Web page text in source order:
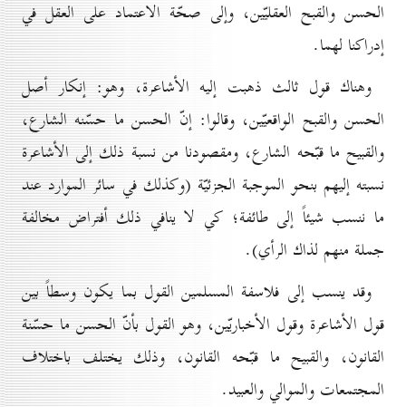
الحسن والقبح العقليّين، وإلى صحّة الاعتماد على العقل في
إدراكنا لهما.
وهناك قول ثالث ذهبت إليه الأشاعرة، وهو: إنكار أصل
الحسن والقبح الواقعيّين، وقالوا: إنّ الحسن ما حسّنه الشارع،
والقبيح ما قبّحه الشارع، ومقصودنا من نسبة ذلك إلى الأشاعرة
نسبته إليهم بنحو الموجبة الجزئيّة (وكذلك في سائر الموارد عند
ما ننسب شيئاً إلى طائفة؛ كي لا ينافي ذلك أفتراض مخالفة
جملة منهم لذاك الرأي).
وقد ينسب إلى فلاسفة المسلمين القول بما يكون وسطاً بين
قول الأشاعرة وقول الأخباريّين، وهو القول بأنّ الحسن ما حسّنة
القانون، والقبيح ما قبّحه القانون، وذلك يختلف باختلاف
المجتمعات والموالي والعبيد.